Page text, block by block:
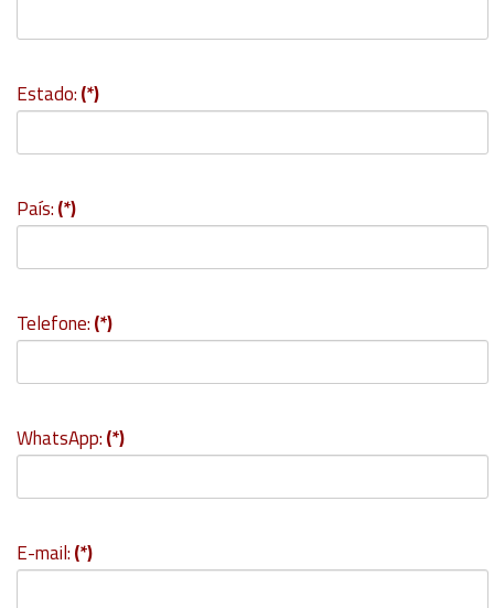
Estado:(*)
País:(*)
Telefone:(*)
WhatsApp:(*)
E-mail:(*)